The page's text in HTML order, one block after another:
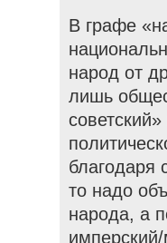
В графе
народ от
лишь
благодаря
то надо
народа, а